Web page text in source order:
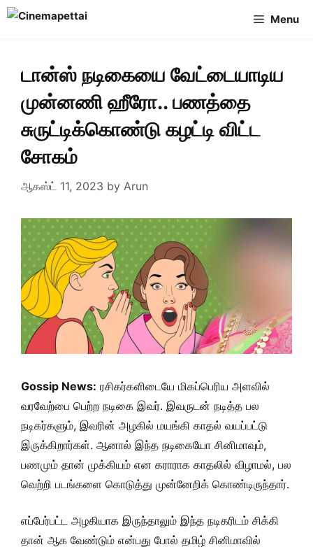
Skip
Menu
டான்ஸ் நடிகையை வேட்டையாடிய
முன்னணி ஹீரோ.. பணத்தை
சுருட்டிக்கொண்டு கழட்டி விட்ட
சோகம்
ஆகஸ்ட் 11, 2023 by Arun
Gossip News: ரசிகர்களிடையே மிகப்பெரிய அளவில்
வரவேற்பை பெற்ற நடிகை இவர். இவருடன் நடித்த பல
நடிகர்களும், இவரின் அழகில் மயங்கி காதல் வயப்பட்டு
இருக்கிறார்கள். ஆனால் இந்த நடிகையோ சினிமாவும்,
பணமும் தான் முக்கியம் என கராராக காதலில் விழாமல், பல
வெற்றி படங்களை கொடுத்து முன்னேறிக் கொண்டிருந்தார்.
எப்பேர்பட்ட அழகியாக இருந்தாலும் இந்த நடிகரிடம் சிக்கி
தான் ஆக வேண்டும் என்பது போல் தமிழ் சினிமாவில்